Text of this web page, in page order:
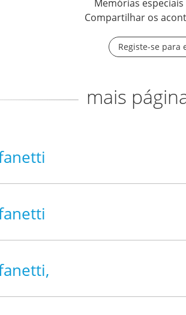
Memórias
Compartilhar os
Registe-se para
mais